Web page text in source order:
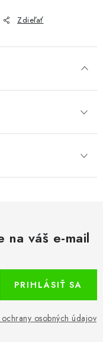
Zdieľať
na váš e-mail
osobných údajov
PRIHLÁSIŤ SA